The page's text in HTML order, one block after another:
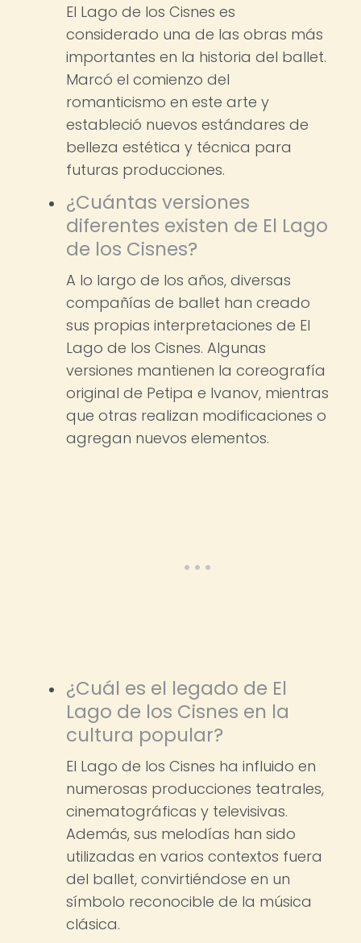
El Lago de los Cisnes es
considerado una de las obras más
importantes en la historia del ballet.
Marcó el comienzo del
romanticismo en este arte y
estableció nuevos estándares de
belleza estética y técnica para
futuras producciones.
¿Cuántas versiones
diferentes existen de El Lago
de los Cisnes?
A lo largo de los años, diversas
compañías de ballet han creado
sus propias interpretaciones de El
Lago de los Cisnes. Algunas
versiones mantienen la coreografía
original de Petipa e Ivanov, mientras
que otras realizan modificaciones o
agregan nuevos elementos.
¿Cuál es el legado de El
Lago de los Cisnes en la
cultura popular?
El Lago de los Cisnes ha influido en
numerosas producciones teatrales,
cinematográficas y televisivas.
Además, sus melodías han sido
utilizadas en varios contextos fuera
del ballet, convirtiéndose en un
símbolo reconocible de la música
clásica.